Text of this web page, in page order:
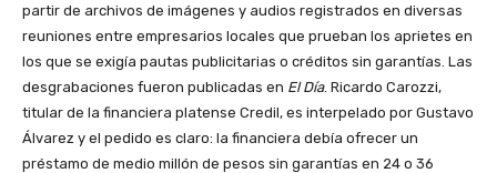
partir de archivos de imágenes y audios registrados en diversas
reuniones entre empresarios locales que prueban los aprietes en
los que se exigía pautas publicitarias o créditos sin garantías. Las
desgrabaciones fueron publicadas en El Día. Ricardo Carozzi,
titular de la financiera platense Credil, es interpelado por Gustavo
Álvarez y el pedido es claro: la financiera debía ofrecer un
préstamo de medio millón de pesos sin garantías en 24 o 36